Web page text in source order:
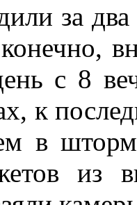
за
с 8
к
в
из